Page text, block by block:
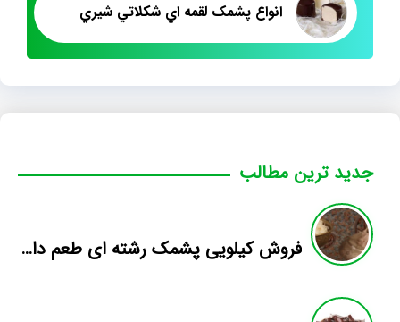
انواع پشمک لقمه اي شکلاتي شيري
جدید ترین مطالب
فروش کیلویی پشمک رشته ای طعم دار میوه